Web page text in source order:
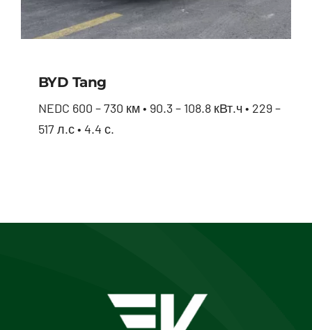
BYD Tang
NEDC 600 – 730 км • 90.3 – 108.8 кВт.ч • 229 –
517 л.с • 4.4 с.